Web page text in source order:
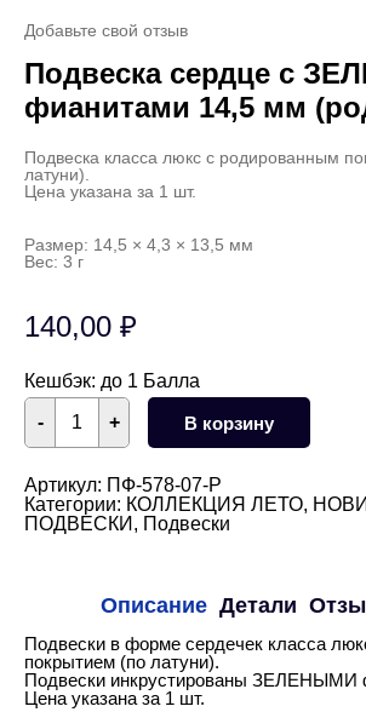
Добавьте свой отзыв
Подвеска сердце с
фианитами 14,5 мм
Подвеска класса люкс с родированным
латуни).
Цена указана за 1 шт.
Размер: 14,5 × 4,3 × 13,5 мм
Вес: 3 г
140,00 ₽
Кешбэк: до 1 Балла
+
Количество
товара
Подвеска
с
ЗЕЛЕНЫМИ
фианитами
- В корзину
Артикул: ПФ-578-07-Р
Категории: КОЛЛЕКЦИЯ ЛЕТО,
ПОДВЕСКИ , Подвески
Описание Детали
Подвески в форме сердечек класса
покрытием (по латуни).
Подвески инкрустированы ЗЕЛЕНЫМИ
Цена указана за 1 шт.